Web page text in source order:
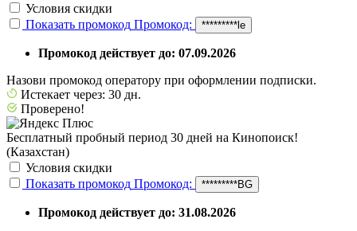
Условия скидки
Показать промокод Промокод: *********le
Промокод действует до: 07.09.2026
Назови промокод оператору при оформлении подписки.
Истекает через: 30 дн.
Проверено!
Бесплатный пробный период 30 дней на Кинопоиск!
(Казахстан)
Условия скидки
Показать промокод Промокод: *********BG
Промокод действует до: 31.08.2026